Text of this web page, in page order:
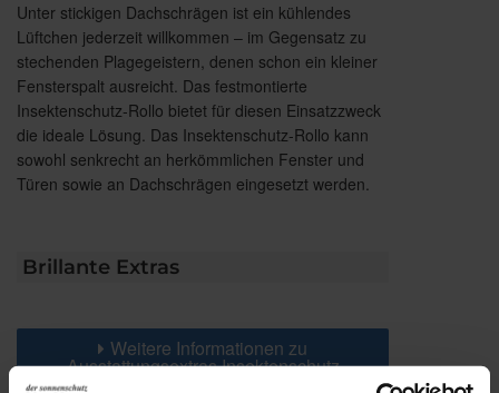
Unter stickigen Dachschrägen ist ein kühlendes
Lüftchen jederzeit willkommen – im Gegensatz zu
stechenden Plagegeistern, denen schon ein kleiner
Fensterspalt ausreicht. Das festmontierte
Insektenschutz-Rollo bietet für diesen Einsatzzweck
die ideale Lösung. Das Insektenschutz-Rollo kann
sowohl senkrecht an herkömmlichen Fenster und
Türen sowie an Dachschrägen eingesetzt werden.
Brillante Extras
Weitere Informationen zu
Ausstattungsextras Insektenschutz